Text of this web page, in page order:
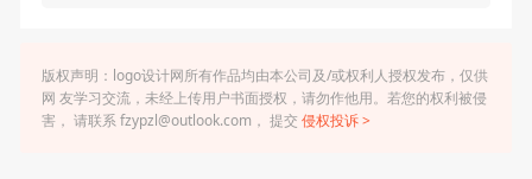
版权声明：logo设计网所有作品均由本公司及/或权利人授权发布，仅供
网 友学习交流，未经上传用户书面授权，请勿作他用。若您的权利被侵
害， 请联系 fzypzl@outlook.com， 提交 侵权投诉 >